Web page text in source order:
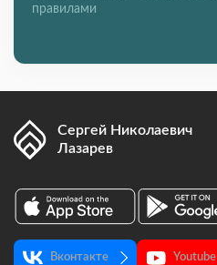
правилами
Сергей Николаевич
Лазарев
Вконтакте Youtube